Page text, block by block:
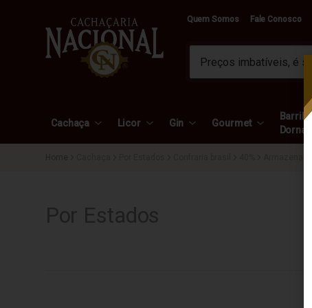
Quem Somos Fale Conosco
Cachaça Licor Gin Gourmet
Barril e
Dorna